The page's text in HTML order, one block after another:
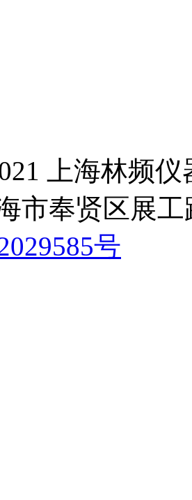
上海林频
市奉贤区展工
号